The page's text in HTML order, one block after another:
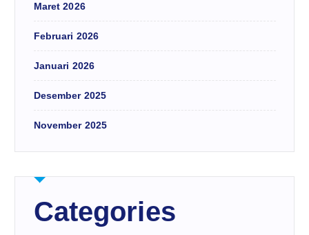
Maret 2026
Februari 2026
Januari 2026
Desember 2025
November 2025
Categories